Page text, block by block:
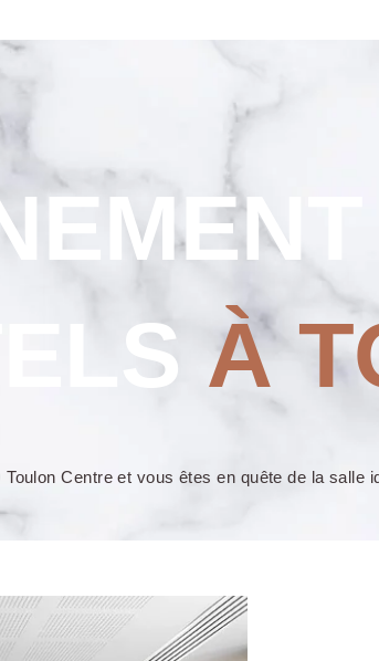
À
Centre et vous êtes en quête de la